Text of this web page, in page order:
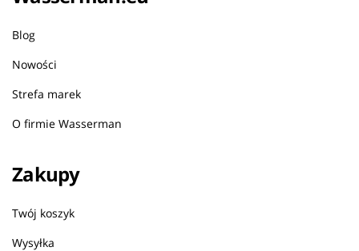
Blog
Nowości
Strefa marek
O firmie Wasserman
Zakupy
Twój koszyk
Wysyłka